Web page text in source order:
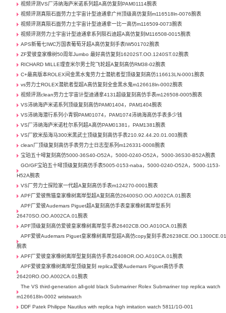
视频评测VS厂沛纳海庐米诺系列超A高仿复刻PAM01114腕表
视频评测真陨石面劳力士宇宙计型迪通拿广州顶级高仿复刻m116518ln-0076腕表
视频评测真陨石面劳力士宇宙计型迪通拿一比一高仿m116509-0073腕表
视频评测劳力士宇宙计型迪通拿系列陨石迪超A高仿复刻M116508-0015腕表
APS新葡七IWC万国表葡萄牙超A高仿复刻手表IW501702腕表
ZF爱彼皇家橡树50周年Jumbo 最好高仿复刻16202ST.OO.1240ST.02腕表
RICHARD MILLE理查米尔男士陀飞轮超A复刻高仿RM38-02腕表
C+最高版本ROLEX间金黑水鬼劳力士潜航者型顶级复刻高仿116613LN-0001腕表
vs劳力士ROLEX潜航者型超A高仿复刻全金黑水鬼m126618ln-0002腕表
视频评测clean劳力士宇宙计型迪通拿4131超级复刻高仿手表m126508-0005腕表
VS沛纳海庐米诺系列顶级复刻高仿PAM01404，PAM1404腕表
VS沛纳海潜行系列小青铜PAM01074，PAM1074沛纳海高仿手表多少钱
VS厂沛纳海庐米诺杜尔系列超A高仿PAM01381，PAM1381腕表
VS厂欧米茄海马300米黑武士顶级复刻高仿手表210.92.44.20.01.003腕表
clean厂顶级复刻高仿手表劳力士日志型系列m126331-0008腕表
宝珀五十噚复刻高仿5000-36S40-O52A，5000-0240-O52A，5000-36S30-B52A腕表
GO/GF宝珀五十噚顶级复刻高仿手表5005-0153-naba，5000-0240-O52A，5000-1153-
H52A腕表
VS厂劳力士探险家一代超A复刻高仿手表m124270-0001腕表
APF厂爱彼熊猫皇家橡树离岸型超A复刻高仿26400SO.OO.A002CA.01腕表
APF厂爱彼Audemars Piguet超A复刻高仿手表皇家橡树离岸型系列
26470SO.OO.A002CA.01腕表
APF顶级复刻高仿爱彼皇家橡树离岸型手表26402CB.OO.A010CA.01腕表
APF爱彼Audemars Piguet皇家橡树离岸型超A高仿copy复刻手表
腕表
APF厂爱彼皇家橡树离岸型复刻高仿手表26408OR.OO.A010CA.01腕表
APF爱彼皇家橡树离岸型顶级复刻 replica爱彼Audemars Piguet高仿手表
26420RO.OO.A002CA.01腕表
The VS third-generation all-gold black Submariner Rolex Submariner top replica watch
m126618ln-0002 wristwatch
DDF Patek Philippe Nautilus with replica high imitation watch 5811/1G-001